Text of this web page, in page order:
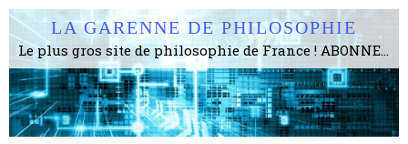
LA GARENNE DE PHILOSOPHIE
Le plus gros site de philosophie de France ! ABONNEZ-VOUS ! 4115 Articles, 1634 abonné·e·s, depuis 2006 . . . . . . . . 2 852 214 pages vues jusqu'à présent. Prestance et être apte à un plus grand nombre de choses.